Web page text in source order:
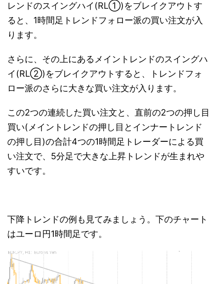
レンドのスイングハイ(RL①)をブレイクアウトす
ると、1時間足トレンドフォロー派の買い注文が入
ります。
さらに、その上にあるメイントレンドのスイングハ
イ(RL②)をブレイクアウトすると、トレンドフォ
ロー派のさらに大きな買い注文が入ります。
この2つの連続した買い注文と、直前の2つの押し目
買い(メイントレンドの押し目とインナートレンド
の押し目)の合計4つの1時間足トレーダーによる買
い注文で、5分足で大きな上昇トレンドが生まれや
すいです。
下降トレンドの例も見てみましょう。下のチャート
はユーロ円1時間足です。